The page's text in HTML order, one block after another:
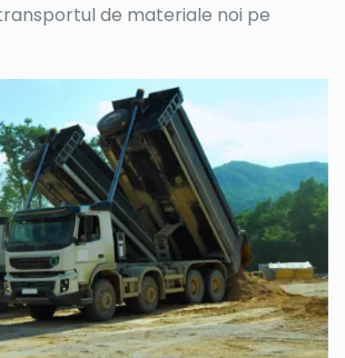
de materiale noi pe